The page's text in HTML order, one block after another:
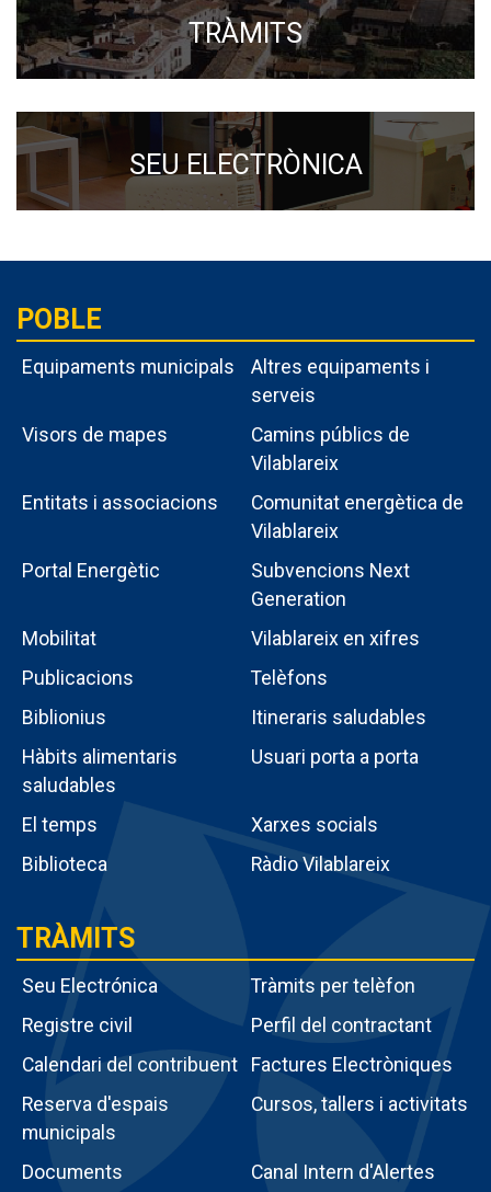
TRÀMITS
SEU ELECTRÒNICA
Menú
intern
poble
POBLE
Equipaments municipals
Altres equipaments i
serveis
Visors de mapes
Camins públics de
Vilablareix
Entitats i associacions
Comunitat energètica de
Vilablareix
Portal Energètic
Subvencions Next
Generation
Mobilitat
Vilablareix en xifres
Publicacions
Telèfons
Biblionius
Itineraris saludables
Hàbits alimentaris
saludables
Usuari porta a porta
El temps
Xarxes socials
Biblioteca
Ràdio Vilablareix
Menú
intern
tràmits
TRÀMITS
Seu Electrónica
Tràmits per telèfon
Registre civil
Perfil del contractant
Calendari del contribuent
Factures Electròniques
Reserva d'espais
municipals
Cursos, tallers i activitats
Documents Canal Intern d'Alertes